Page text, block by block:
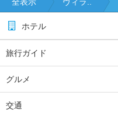
全表示 ヴィラ..
ホテル
旅行ガイド
グルメ
交通